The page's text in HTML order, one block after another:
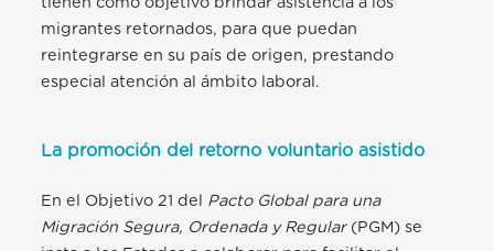
migrantes retornados, para que puedan
reintegrarse en su país de origen, prestando
especial atención al ámbito laboral.
La promoción del retorno voluntario asistido
En el Objetivo 21 del Pacto Global para una
Migración Segura, Ordenada y Regular (PGM) se